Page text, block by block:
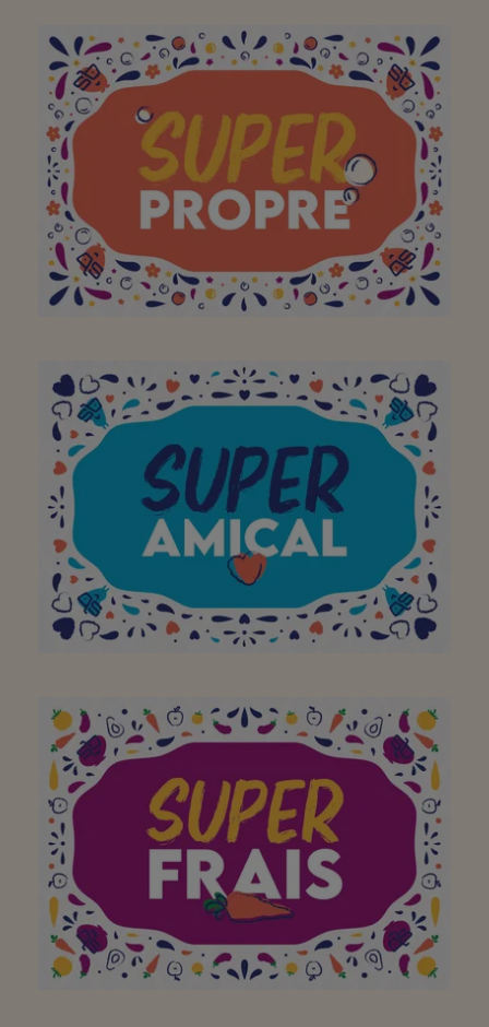
Super dat ik altijd hier
terecht kan!
Aan mijn favoriete
buurtsuper om zich
dagelijks in te zetten
voor een propere
buurt(super)! Bedankt!
Behulpzaam en
vriendelijk personeel!!